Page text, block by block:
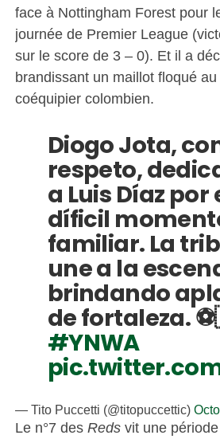
face à Nottingham Forest pour
journée de Premier League
sur le score de 3 – 0). Et il a
brandissant un maillot floqué
coéquipier colombien.
Diogo Jota,
respeto,
a Luis Díaz por
díficil
familiar. La
une a la
brindando
de fortaleza.
#YNWA
— Tito Puccetti (@titopuccettic)
Le n°7 des Reds vit une